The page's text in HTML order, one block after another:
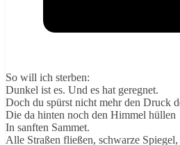
So will ich sterben:
Dunkel ist es. Und es hat geregnet.
Doch du spürst nicht mehr den Druck
Die da hinten noch den Himmel hüllen
In sanften Sammet.
Alle Straßen fließen, schwarze Spiegel,